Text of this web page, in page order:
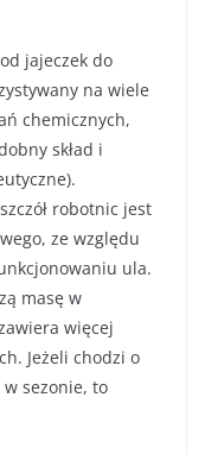
jajeczek do
na wiele
chemicznych,
skład i
robotnic jest
ze względu
ula.
masę w
więcej
Jeżeli chodzi o
sezonie, to